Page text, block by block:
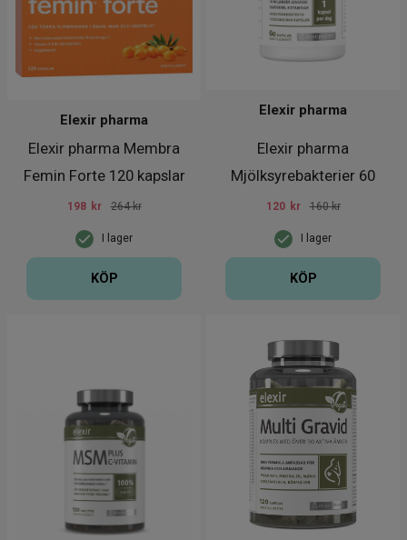
Elexir pharma Membra
Femin Forte 120 kapslar
Elexir pharma
I lager
198 kr 264 kr
KÖP
Elexir pharma
Mjölksyrebakterier 60
kapslar
Elexir pharma
I lager
120 kr 160 kr
KÖP